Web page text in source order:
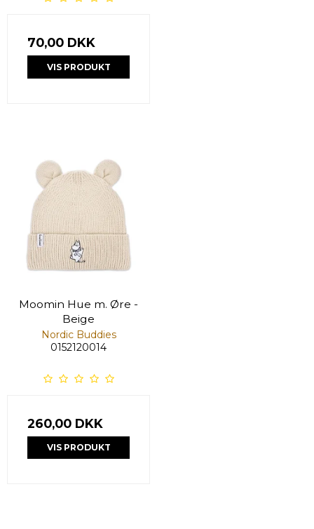
70,00 DKK
VIS PRODUKT
Moomin Hue m. Øre -
Beige
Nordic Buddies
0152120014
260,00 DKK
VIS PRODUKT